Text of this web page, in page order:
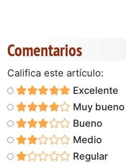
Comentarios
Califica este artículo:
Excelente
Muy bueno
Bueno
Medio
Regular